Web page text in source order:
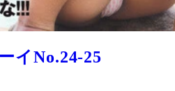
ファースト写真集『